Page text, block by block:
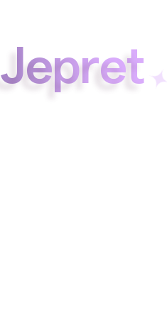
Jepret